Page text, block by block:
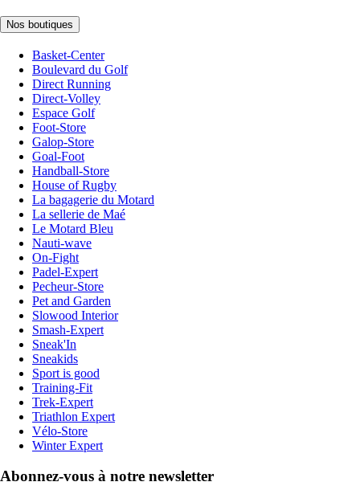
Nos boutiques
Basket-Center
Boulevard du Golf
Direct Running
Direct-Volley
Espace Golf
Foot-Store
Galop-Store
Goal-Foot
Handball-Store
House of Rugby
La bagagerie du Motard
La sellerie de Maé
Le Motard Bleu
Nauti-wave
On-Fight
Padel-Expert
Pecheur-Store
Pet and Garden
Slowood Interior
Smash-Expert
Sneak'In
Sneakids
Sport is good
Training-Fit
Trek-Expert
Triathlon Expert
Vélo-Store
Winter Expert
Abonnez-vous à notre newsletter